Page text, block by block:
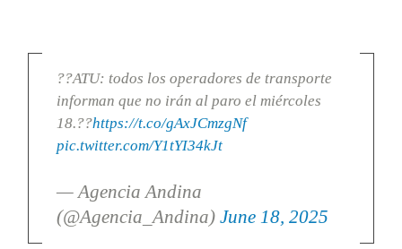
??ATU: todos los operadores de transporte
informan que no irán al paro el miércoles
18.??https://t.co/gAxJCmzgNf
pic.twitter.com/Y1tYI34kJt
— Agencia Andina
(@Agencia_Andina) June 18, 2025